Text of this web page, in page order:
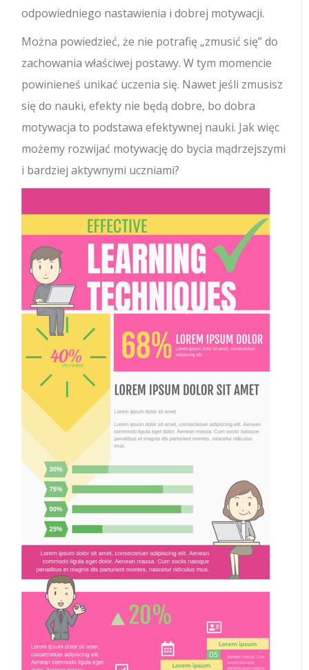
odpowiedniego nastawienia i dobrej motywacji.
Można powiedzieć, że nie potrafię „zmusić się” do
zachowania właściwej postawy. W tym momencie
powinieneś unikać uczenia się. Nawet jeśli zmusisz
się do nauki, efekty nie będą dobre, bo dobra
motywacja to podstawa efektywnej nauki. Jak więc
możemy rozwijać motywację do bycia mądrzejszymi
i bardziej aktywnymi uczniami?